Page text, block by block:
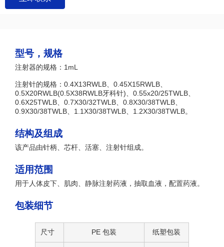
型号，规格
注射器的规格：1mL
注射针的规格：0.4X13RWLB、0.45X15RWLB、
0.5X20RWLB(0.5X38RWLB牙科针)、0.55x20/25TWLB、
0.6X25TWLB、0.7X30/32TWLB、0.8X30/38TWLB、
0.9X30/38TWLB、1.1X30/38TWLB、1.2X30/38TWLB。
结构及组成
该产品由针柄、芯杆、活塞、注射针组成。
适用范围
用于人体皮下、肌肉、静脉注射药液，抽取血液，配置药液。
包装细节
尺寸 PE 包装 纸塑包装